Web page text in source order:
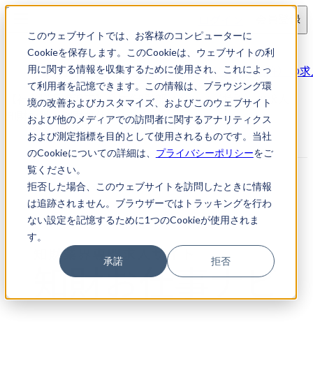
このウェブサイトでは、お客様のコンピューターに
Cookieを保存します。このCookieは、ウェブサイトの利
用に関する情報を収集するために使用され、これによっ
て利用者を記憶できます。この情報は、ブラウジング環
境の改善およびカスタマイズ、およびこのウェブサイト
および他のメディアでの訪問者に関するアナリティクス
および測定指標を目的として使用されるものです。当社
のCookieについての詳細は、 プライバシーポリシーをご
覧ください。
拒否した場合、このウェブサイトを訪問したときに情報
は追跡されません。ブラウザーではトラッキングを行わ
ない設定を記憶するために1つのCookieが使用されま
す。
承諾 拒否
会員登録
求人検索
【神奈川県横浜市】企業/知財部スタッフ（特許）の
【神奈川県横浜市】企業/知財部スタッフ（特許）の求人｜
知財転職・知財お仕事ナビ